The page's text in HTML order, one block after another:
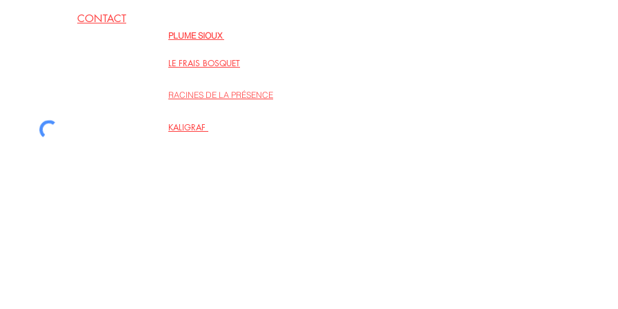
CONTACT
PLUME SIOUX
LE FRAIS BOSQUET
RACINES DE LA PRÉSENCE
KALIGRAF